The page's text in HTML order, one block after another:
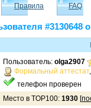
Правила FAQ
#3130648
Пользователь: olga2907
Формальный аттестат
телефон проверен
Место в TOP100: 1930 [